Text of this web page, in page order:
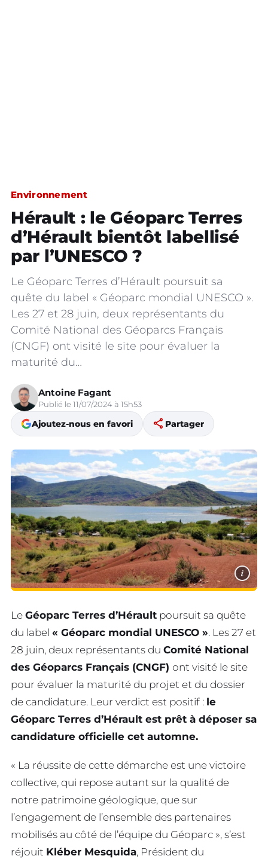
Environnement
Hérault : le Géoparc Terres
d’Hérault bientôt labellisé
par l’UNESCO ?
Le Géoparc Terres d’Hérault poursuit sa
quête du label « Géoparc mondial UNESCO ».
Les 27 et 28 juin, deux représentants du
Comité National des Géoparcs Français
(CNGF) ont visité le site pour évaluer la
maturité du…
Antoine Fagant
Publié le 11/07/2024 à 15h53
Ajoutez-nous en favori share Partager
i
Le Géoparc Terres d’Hérault poursuit sa quête
du label « Géoparc mondial UNESCO ». Les 27 et
28 juin, deux représentants du Comité National
des Géoparcs Français (CNGF) ont visité le site
pour évaluer la maturité du projet et du dossier
de candidature. Leur verdict est positif : le
Géoparc Terres d’Hérault est prêt à déposer sa
candidature officielle cet automne.
« La réussite de cette démarche est une victoire
collective, qui repose autant sur la qualité de
notre patrimoine géologique, que sur
l’engagement de l’ensemble des partenaires
mobilisés au côté de l’équipe du Géoparc », s’est
réjouit Kléber Mesquida, Président du